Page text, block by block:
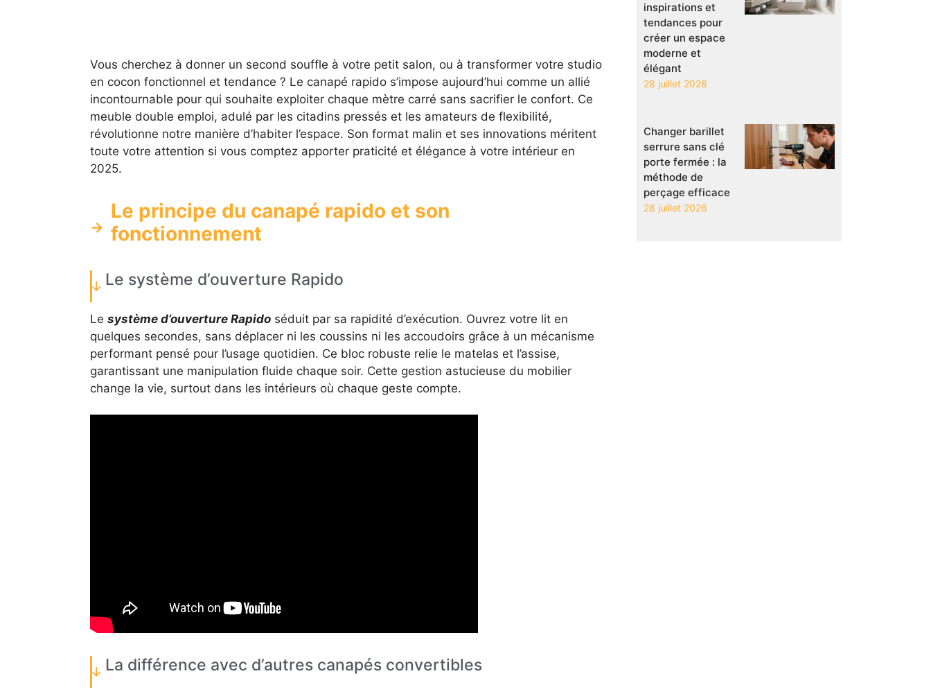
Vous cherchez à donner un second souffle à votre petit salon, ou à transformer votre studio
en cocon fonctionnel et tendance ? Le canapé rapido s’impose aujourd’hui comme un allié
incontournable pour qui souhaite exploiter chaque mètre carré sans sacrifier le confort. Ce
meuble double emploi, adulé par les citadins pressés et les amateurs de flexibilité,
révolutionne notre manière d’habiter l’espace. Son format malin et ses innovations méritent
toute votre attention si vous comptez apporter praticité et élégance à votre intérieur en
2025.
Le principe du canapé rapido et son
fonctionnement
Le système d’ouverture Rapido
Le système d’ouverture Rapidoséduit par sa rapidité d’exécution. Ouvrez votre lit en
quelques secondes, sans déplacer ni les coussins ni les accoudoirs grâce à un mécanisme
performant pensé pour l’usage quotidien. Ce bloc robuste relie le matelas et l’assise,
garantissant une manipulation fluide chaque soir. Cette gestion astucieuse du mobilier
change la vie, surtout dans les intérieurs où chaque geste compte.
La différence avec d’autres canapés convertibles
inspirations et
tendances pour
créer un espace
moderne et
élégant
28 juillet 2026
Changer barillet
serrure sans clé
porte fermée : la
méthode de
perçage efficace
28 juillet 2026